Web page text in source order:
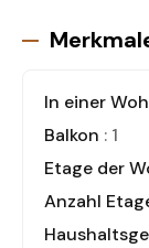
In einer
Balkon : 1
Etage der
Anzahl